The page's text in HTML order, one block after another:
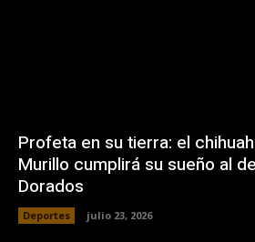
Profeta en su tierra: el
Murillo cumplirá su sueño al
Dorados
Deportes julio 23, 2026